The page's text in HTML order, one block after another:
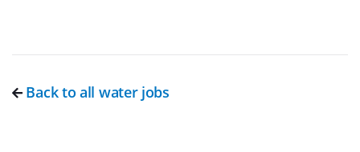
Back to all water jobs